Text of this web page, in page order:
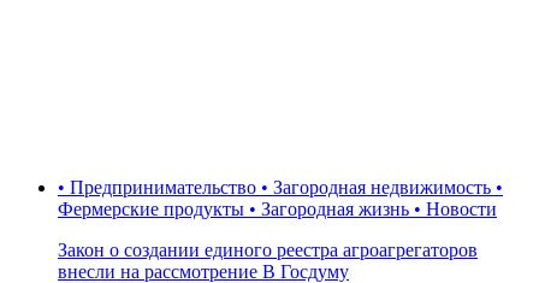
• Предпринимательство • Загородная недвижимость •
Фермерские продукты • Загородная жизнь • Новости
Закон о создании единого реестра агроагрегаторов
внесли на рассмотрение В Госдуму